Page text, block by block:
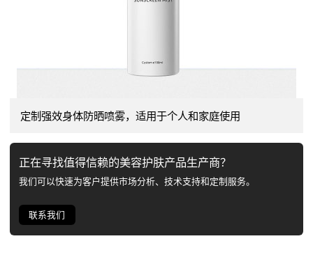
定制强效身体防晒喷雾，适用于个人和家庭使用
正在寻找值得信赖的美容护肤产品生产商？
我们可以快速为客户提供市场分析、技术支持和定制服务。
联系我们